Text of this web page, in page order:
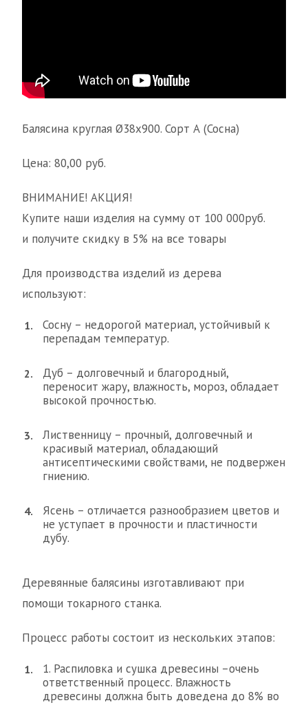
Балясина круглая Ø38х900. Сорт А (Сосна)
Цена: 80,00 руб.
ВНИМАНИЕ! АКЦИЯ!
Купите наши изделия на сумму от 100 000руб.
и получите скидку в 5% на все товары
Для производства изделий из дерева
используют:
Сосну – недорогой материал, устойчивый к
перепадам температур.
Дуб – долговечный и благородный,
переносит жару, влажность, мороз, обладает
высокой прочностью.
Лиственницу – прочный, долговечный и
красивый материал, обладающий
антисептическими свойствами, не подвержен
гниению.
Ясень – отличается разнообразием цветов и
не уступает в прочности и пластичности
дубу.
Деревянные балясины изготавливают при
помощи токарного станка.
Процесс работы состоит из нескольких этапов:
1. Распиловка и сушка древесины –очень
ответственный процесс. Влажность
древесины должна быть доведена до 8% во